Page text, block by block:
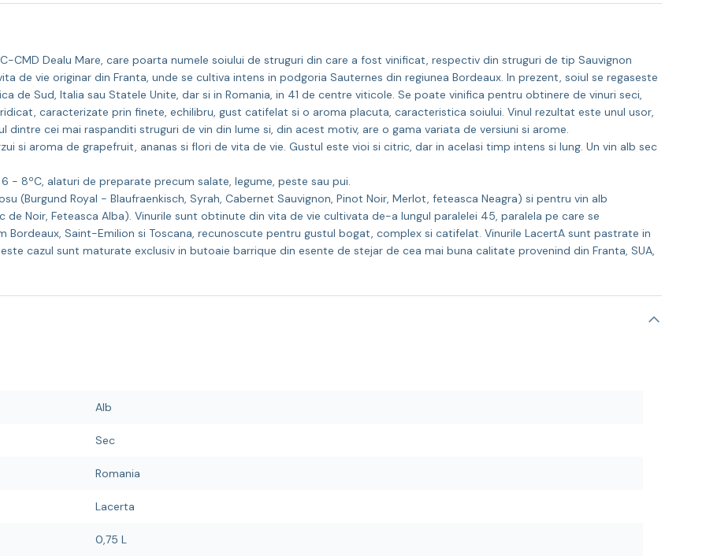
CMD Dealu Mare, care poarta numele soiului de struguri din care a fost vinificat, respectiv din struguri de tip Sauvignon
de vie originar din Franta, unde se cultiva intens in podgoria Sauternes din regiunea Bordeaux. In prezent, soiul se regaseste
de Sud, Italia sau Statele Unite, dar si in Romania, in 41 de centre viticole. Se poate vinifica pentru obtinere de vinuri seci,
caracterizate prin finete, echilibru, gust catifelat si o aroma placuta, caracteristica soiului. Vinul rezultat este unul usor,
dintre cei mai raspanditi struguri de vin din lume si, din acest motiv, are o gama variata de versiuni si arome.
si aroma de grapefruit, ananas si flori de vita de vie. Gustul este vioi si citric, dar in acelasi timp intens si lung. Un vin alb sec
- 8ºC, alaturi de preparate precum salate, legume, peste sau pui.
(Burgund Royal - Blaufraenkisch, Syrah, Cabernet Sauvignon, Pinot Noir, Merlot, feteasca Neagra) si pentru vin alb
de Noir, Feteasca Alba). Vinurile sunt obtinute din vita de vie cultivata de-a lungul paralelei 45, paralela pe care se
Bordeaux, Saint-Emilion si Toscana, recunoscute pentru gustul bogat, complex si catifelat. Vinurile LacertA sunt pastrate in
cazul sunt maturate exclusiv in butoaie barrique din esente de stejar de cea mai buna calitate provenind din Franta, SUA,
Alb
Sec
Romania
Lacerta
0,75 L